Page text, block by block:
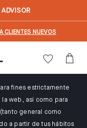
CLIENTES NUEVOS
fines estrictamente
web, así como para
general como
a partir de tus hábitos